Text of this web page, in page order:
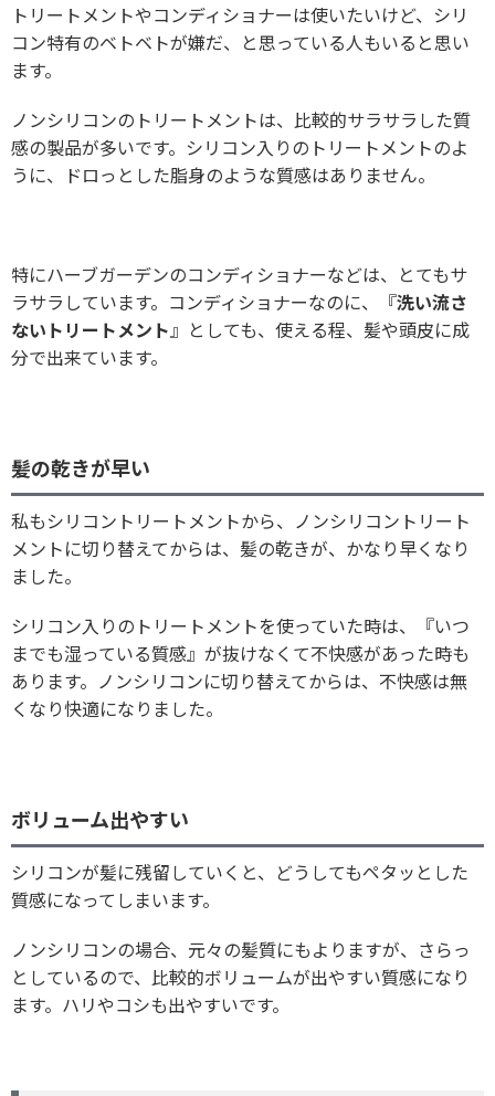
トリートメントやコンディショナーは使いたいけど、シリ
コン特有のベトベトが嫌だ、と思っている人もいると思い
ます。
ノンシリコンのトリートメントは、比較的サラサラした質
感の製品が多いです。シリコン入りのトリートメントのよ
うに、ドロっとした脂身のような質感はありません。
特にハーブガーデンのコンディショナーなどは、とてもサ
ラサラしています。コンディショナーなのに、『洗い流さ
ないトリートメント』としても、使える程、髪や頭皮に成
分で出来ています。
髪の乾きが早い
私もシリコントリートメントから、ノンシリコントリート
メントに切り替えてからは、髪の乾きが、かなり早くなり
ました。
シリコン入りのトリートメントを使っていた時は、『いつ
までも湿っている質感』が抜けなくて不快感があった時も
あります。ノンシリコンに切り替えてからは、不快感は無
くなり快適になりました。
ボリューム出やすい
シリコンが髪に残留していくと、どうしてもペタッとした
質感になってしまいます。
ノンシリコンの場合、元々の髪質にもよりますが、さらっ
としているので、比較的ボリュームが出やすい質感になり
ます。ハリやコシも出やすいです。